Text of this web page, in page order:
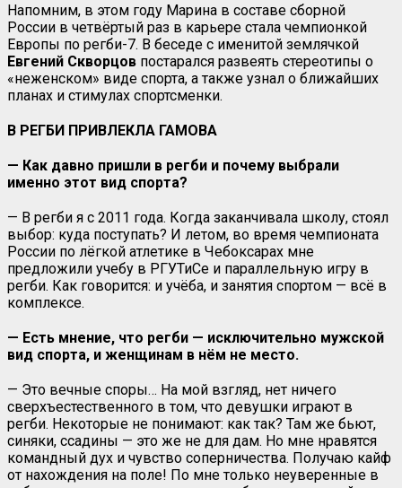
Напомним, в этом году Марина в составе сборной
России в четвёртый раз в карьере стала чемпионкой
Европы по регби-7. В беседе с именитой землячкой
Евгений Скворцов постарался развеять стереотипы о
«неженском» виде спорта, а также узнал о ближайших
планах и стимулах спортсменки.
В РЕГБИ ПРИВЛЕКЛА ГАМОВА
— Как давно пришли в регби и почему выбрали
именно этот вид спорта?
— В регби я с 2011 года. Когда заканчивала школу, стоял
выбор: куда поступать? И летом, во время чемпионата
России по лёгкой атлетике в Чебоксарах мне
предложили учебу в РГУТиСе и параллельную игру в
регби. Как говорится: и учёба, и занятия спортом — всё в
комплексе.
— Есть мнение, что регби — исключительно мужской
вид спорта, и женщинам в нём не место.
— Это вечные споры… На мой взгляд, нет ничего
сверхъестественного в том, что девушки играют в
регби. Некоторые не понимают: как так? Там же бьют,
синяки, ссадины — это же не для дам. Но мне нравятся
командный дух и чувство соперничества. Получаю кайф
от нахождения на поле! По мне только неуверенные в